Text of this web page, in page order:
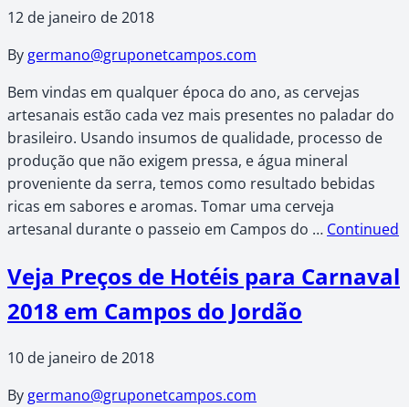
12 de janeiro de 2018
By germano@gruponetcampos.com
Bem vindas em qualquer época do ano, as cervejas
artesanais estão cada vez mais presentes no paladar do
brasileiro. Usando insumos de qualidade, processo de
produção que não exigem pressa, e água mineral
proveniente da serra, temos como resultado bebidas
ricas em sabores e aromas. Tomar uma cerveja
artesanal durante o passeio em Campos do … Continued
Veja Preços de Hotéis para Carnaval
2018 em Campos do Jordão
10 de janeiro de 2018
By germano@gruponetcampos.com